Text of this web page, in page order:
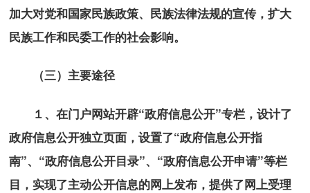
加大对党和国家民族政策、民族法律法规的宣传，扩大
民族工作和民委工作的社会影响。
（三）主要途径
１、在门户网站开辟“政府信息公开”专栏，设计了
政府信息公开独立页面，设置了“政府信息公开指
南”、“政府信息公开目录”、“政府信息公开申请”等栏
目，实现了主动公开信息的网上发布，提供了网上受理